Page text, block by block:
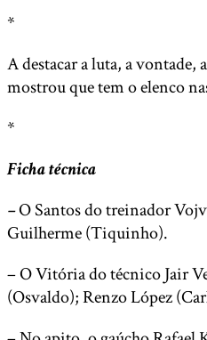
*
A destacar a luta, a
mostrou que tem o elenco
*
Ficha técnica
–O Santos do treinador
Guilherme (Tiquinho).
– O Vitória do técnico Jair
(Osvaldo); Renzo López